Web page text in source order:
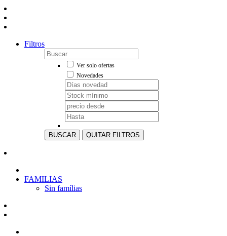
Filtros
Ver solo ofertas
Novedades
BUSCAR QUITAR FILTROS
FAMILIAS
Sin famílias